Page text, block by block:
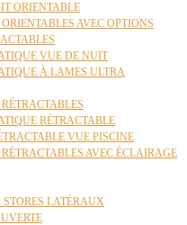
ORIENTABLE
AVEC OPTIONS
VUE DE NUIT
À LAMES ULTRA
RÉTRACTABLE
VUE PISCINE
AVEC ÉCLAIRAGE
LATÉRAUX